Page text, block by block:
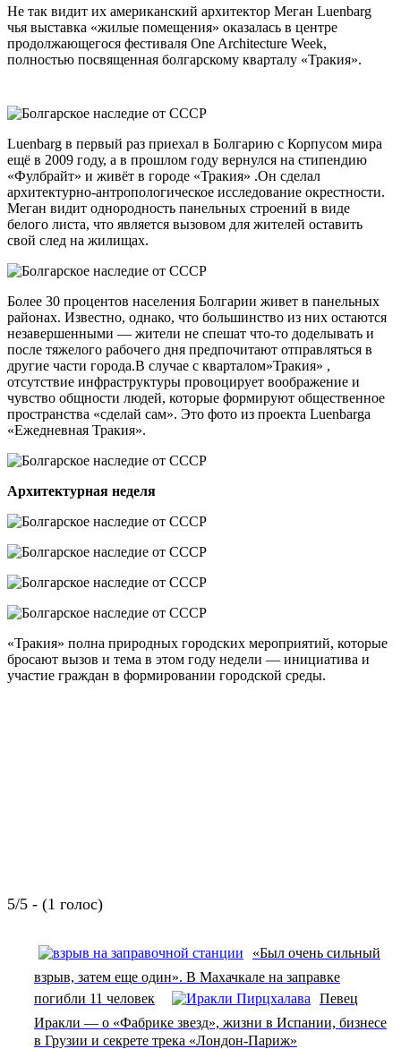
Не так видит их американский архитектор Меган Luenbarg
чья выставка «жилые помещения» оказалась в центре
продолжающегося фестиваля One Architecture Week,
полностью посвященная болгарскому кварталу «Тракия».
Luenbarg в первый раз приехал в Болгарию с Корпусом мира
ещё в 2009 году, а в прошлом году вернулся на стипендию
«Фулбрайт» и живёт в городе «Тракия» .Он сделал
архитектурно-антропологическое исследование окрестности.
Меган видит однородность панельных строений в виде
белого листа, что является вызовом для жителей оставить
свой след на жилищах.
Более 30 процентов населения Болгарии живет в панельных
районах. Известно, однако, что большинство из них остаются
незавершенными — жители не спешат что-то доделывать и
после тяжелого рабочего дня предпочитают отправляться в
другие части города.В случае с кварталом»Тракия» ,
отсутствие инфраструктуры провоцирует воображение и
чувство общности людей, которые формируют общественное
пространства «сделай сам». Это фото из проекта Luenbargа
«Ежедневная Тракия».
Архитектурная неделя
«Тракия» полна природных городских мероприятий, которые
бросают вызов и тема в этом году недели — инициатива и
участие граждан в формировании городской среды.
5/5 - (1 голос)
«Был очень сильный
взрыв, затем еще один». В Махачкале на заправке
погибли 11 человек
Певец
Иракли — о «Фабрике звезд», жизни в Испании, бизнесе
в Грузии и секрете трека «Лондон-Париж»